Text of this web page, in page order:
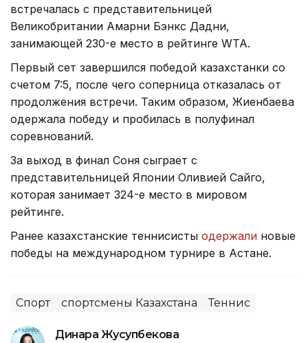
встречалась с представительницей
Великобритании Амарни Бэнкс Дадни,
занимающей 230-е место в рейтинге WTA.
Первый сет завершился победой казахстанки со
счетом 7:5, после чего соперница отказалась от
продолжения встречи. Таким образом, Жиенбаева
одержала победу и пробилась в полуфинал
соревнований.
За выход в финал Соня сыграет с
представительницей Японии Оливией Сайго,
которая занимает 324-е место в мировом
рейтинге.
Ранее казахстанские теннисисты одержали новые
победы на международном турнире в Астане.
Спорт спортсмены Казахстана Теннис
Динара Жусупбекова